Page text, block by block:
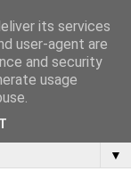
▼
its services
user-agent are
and security
usage